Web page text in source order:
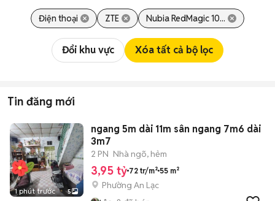
Điện thoại ZTE Nubia RedMagic 10...
Đổi khu vực Xóa tất cả bộ lọc
Tin đăng mới
1 phút trước 5
ngang 5m dài 11m sân ngang 7m6 dài
3m7
2 PN Nhà ngõ, hẻm
3,95 tỷ 72 tr/m² 55 m²
Phường An Lạc